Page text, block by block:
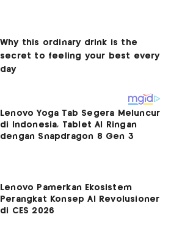
Lenovo Yoga Tab Segera Meluncur
di Indonesia, Tablet AI Ringan
dengan Snapdragon 8 Gen 3
Lenovo Pamerkan Ekosistem
Perangkat Konsep AI Revolusioner
di CES 2026